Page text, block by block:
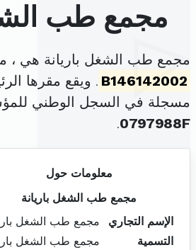
مجمع طب
مجمع طب الشغل باريانة هي ،
B146142002 . ويقع مقرها
مسجلة في السجل الوطني
0797988F
.
معلومات حول
مجمع طب الشغل باريانة
الإسم التجاري
مجمع طب الشغل
التسمية
مجمع طب الشغل